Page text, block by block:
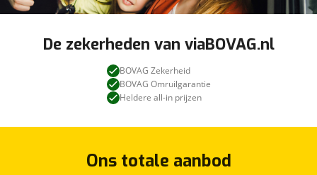
De zekerheden van viaBOVAG.nl
BOVAG Zekerheid
BOVAG Omruilgarantie
Heldere all-in prijzen
Ons totale aanbod